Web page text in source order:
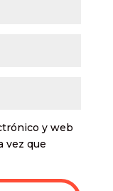
y web
vez que